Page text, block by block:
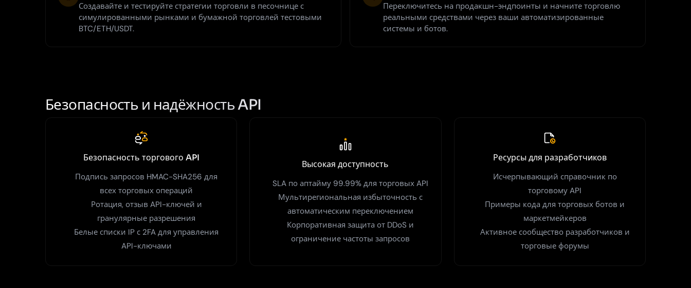
Создавайте и тестируйте стратегии торговли в песочнице с
симулированными рынками и бумажной торговлей тестовыми
BTC/ETH/USDT.
Переключитесь на продакшн-эндпоинты и начните торговлю
реальными средствами через ваши автоматизированные
системы и ботов.
Безопасность и надёжность API
Безопасность торгового API
Подпись запросов HMAC-SHA256 для
всех торговых операций
Ротация, отзыв API-ключей и
гранулярные разрешения
Белые списки IP с 2FA для управления
API-ключами
Высокая доступность
SLA по аптайму 99.99% для торговых API
Мультирегиональная избыточность с
автоматическим переключением
Корпоративная защита от DDoS и
ограничение частоты запросов
Ресурсы для разработчиков
Исчерпывающий справочник по
торговому API
Примеры кода для торговых ботов и
маркетмейкеров
Активное сообщество разработчиков и
торговые форумы